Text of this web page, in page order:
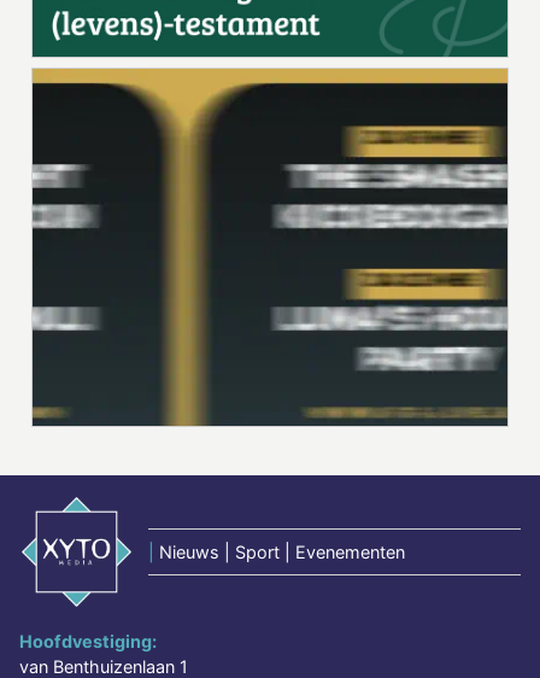
Nieuws | Sport | Evenementen
Hoofdvestiging:
van Benthuizenlaan 1